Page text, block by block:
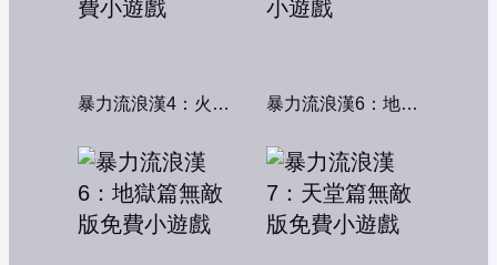
暴力流浪漢4：火線交鋒 暴力流浪漢6：地獄篇